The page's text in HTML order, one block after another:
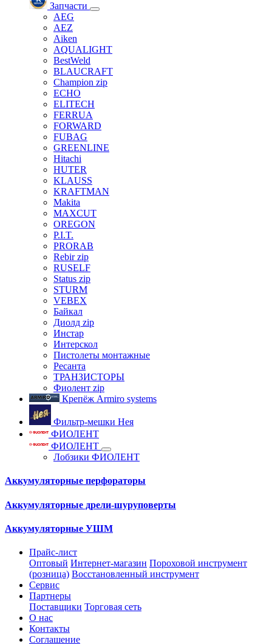
Запчасти
AEG
AEZ
Aiken
AQUALIGHT
BestWeld
BLAUCRAFT
Champion zip
ECHO
ELITECH
FERRUA
FORWARD
FUBAG
GREENLINE
Hitachi
HUTER
KLAUSS
KRAFTMAN
Makita
MAXCUT
OREGON
P.I.T.
PRORAB
Rebir zip
RUSELF
Status zip
STURM
VEBEX
Байкал
Диолд zip
Инстар
Интерскол
Пистолеты монтажные
Ресанта
ТРАНЗИСТОРЫ
Фиолент zip
Крепёж Armiro systems
Фильтр-мешки Нея
ФИОЛЕНТ
ФИОЛЕНТ
Лобзики ФИОЛЕНТ
Аккумуляторные перфораторы
Аккумуляторные дрели-шуруповерты
Аккумуляторные УШМ
Прайс-лист
Оптовый Интернет-магазин Пороховой инструмент
(розница) Восстановленный инструмент
Сервис
Партнеры
Поставщики Торговая сеть
О нас
Контакты
Соглашение